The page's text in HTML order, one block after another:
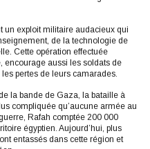
un exploit militaire audacieux qui
de la technologie de
Cette opération effectuée
encourage aussi les soldats de
pertes de leurs camarades.
la bande de Gaza, la bataille à
compliquée qu’aucune armée au
Rafah comptée 200 000
égyptien. Aujourd’hui, plus
entassés dans cette région et